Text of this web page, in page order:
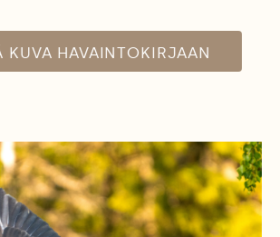
KUVA HAVAINTOKIRJAAN